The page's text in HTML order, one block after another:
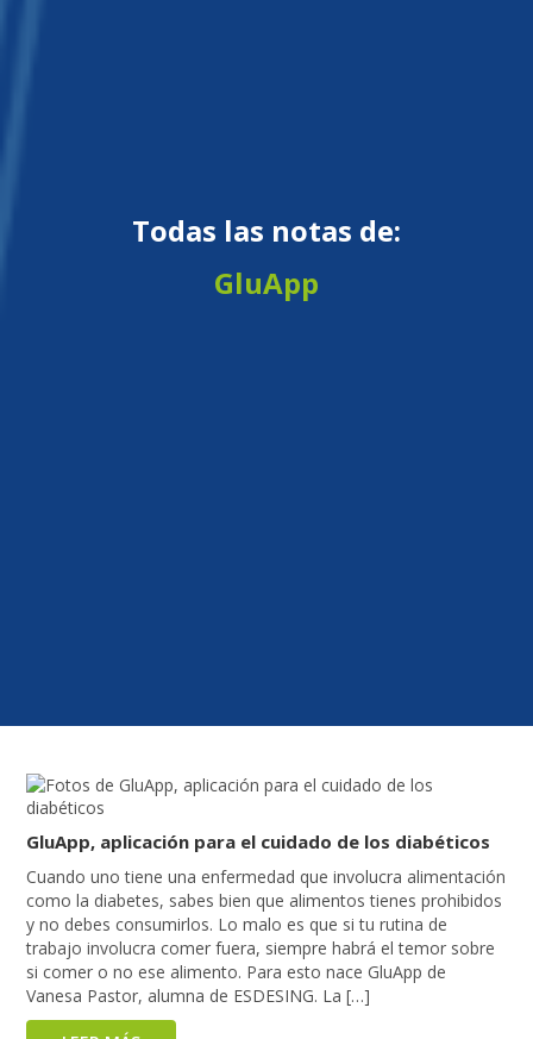
Todas las notas de:
GluApp
GluApp, aplicación para el cuidado de los diabéticos
Cuando uno tiene una enfermedad que involucra alimentación
como la diabetes, sabes bien que alimentos tienes prohibidos
y no debes consumirlos. Lo malo es que si tu rutina de
trabajo involucra comer fuera, siempre habrá el temor sobre
si comer o no ese alimento. Para esto nace GluApp de
Vanesa Pastor, alumna de ESDESING. La […]